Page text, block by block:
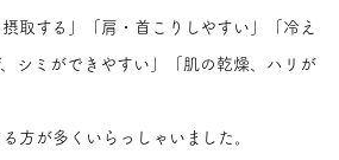
取する」「肩・首こりしやすい」「冷え
シミができやすい」「肌の乾燥、ハリが
方が多くいらっしゃいました。